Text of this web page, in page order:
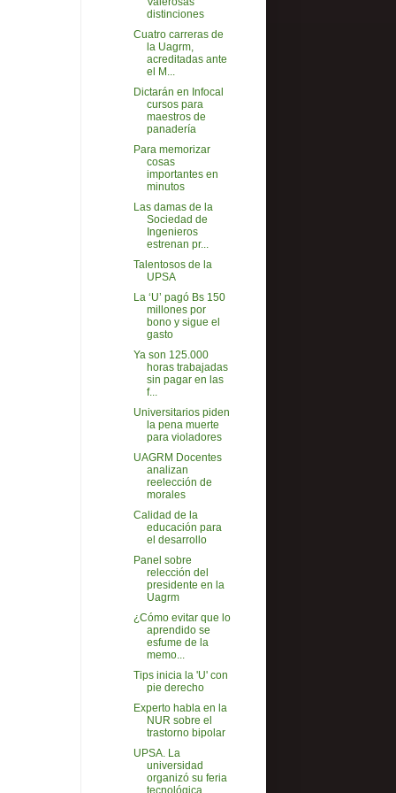
distinciones
Cuatro carreras de
la Uagrm,
acreditadas ante
el M...
Dictarán en Infocal
cursos para
maestros de
panadería
Para memorizar
cosas
importantes en
minutos
Las damas de la
Sociedad de
Ingenieros
estrenan pr...
Talentosos de la
UPSA
La ‘U’ pagó Bs 150
millones por
bono y sigue el
gasto
Ya son 125.000
horas trabajadas
sin pagar en las
f...
Universitarios piden
la pena muerte
para violadores
UAGRM Docentes
analizan
reelección de
morales
Calidad de la
educación para
el desarrollo
Panel sobre
relección del
presidente en la
Uagrm
¿Cómo evitar que lo
aprendido se
esfume de la
memo...
Tips inicia la 'U' con
pie derecho
Experto habla en la
NUR sobre el
trastorno bipolar
UPSA. La
universidad
organizó su feria
tecnológica...